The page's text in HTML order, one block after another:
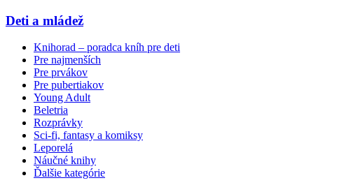
Deti a mládež
Knihorad – poradca kníh pre deti
Pre najmenších
Pre prvákov
Pre pubertiakov
Young Adult
Beletria
Rozprávky
Sci-fi, fantasy a komiksy
Leporelá
Náučné knihy
Ďalšie kategórie